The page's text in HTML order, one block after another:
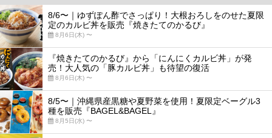
8/6〜｜ゆずぽん酢でさっぱり！大根おろしをのせた夏限
定のカルビ丼を販売『焼きたてのかるび』
8月6日(木) 〜
『焼きたてのかるび』から「にんにくカルビ丼」が発
売！大人気の「豚カルビ丼」も待望の復活
8月6日(木) 〜
8/5〜｜沖縄県産黒糖や夏野菜を使用！夏限定ベーグル3
種を販売『BAGEL&BAGEL』
8月5日(水) 〜